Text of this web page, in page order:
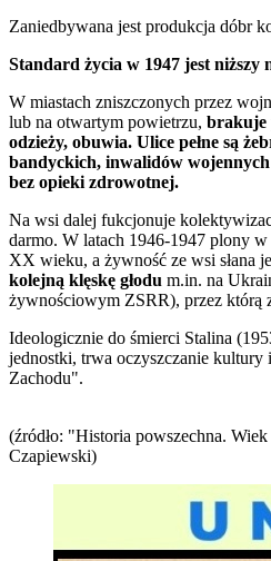
Zaniedbywana jest produkcja dóbr
Standard życia w 1947 jest niższy
W miastach zniszczonych przez
lub na otwartym powietrzu, brakuje
odzieży, obuwia. Ulice pełne są
bandyckich, inwalidów
bez opieki zdrowotnej.
Na wsi dalej fukcjonuje
darmo. W latach 1946-1947 plony
XX wieku, a żywność ze wsi słana
kolejną klęskę głodu m.in. na
żywnościowym ZSRR), przez którą
Ideologicznie do śmierci Stalina
jednostki, trwa oczyszczanie kultury
Zachodu".
(źródło: "Historia powszechna.
Czapiewski)